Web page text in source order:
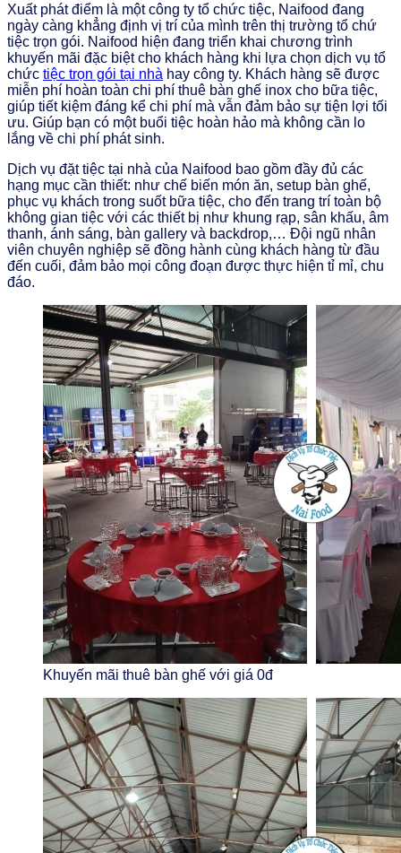
Xuất phát điểm là một công ty tổ chức tiệc, Naifood đang
ngày càng khẳng định vị trí của mình trên thị trường tổ chứ
tiệc trọn gói. Naifood hiện đang triển khai chương trình
khuyến mãi đặc biệt cho khách hàng khi lựa chọn dịch vụ tổ
chức tiệc trọn gói tại nhà hay công ty. Khách hàng sẽ được
miễn phí hoàn toàn chi phí thuê bàn ghế inox cho bữa tiệc,
giúp tiết kiệm đáng kể chi phí mà vẫn đảm bảo sự tiện lợi tối
ưu. Giúp bạn có một buổi tiệc hoàn hảo mà không cần lo
lắng về chi phí phát sinh.
Dịch vụ đặt tiệc tại nhà của Naifood bao gồm đầy đủ các
hạng mục cần thiết: như chế biến món ăn, setup bàn ghế,
phục vụ khách trong suốt bữa tiệc, cho đến trang trí toàn bộ
không gian tiệc với các thiết bị như khung rạp, sân khấu, âm
thanh, ánh sáng, bàn gallery và backdrop,… Đội ngũ nhân
viên chuyên nghiệp sẽ đồng hành cùng khách hàng từ đầu
đến cuối, đảm bảo mọi công đoạn được thực hiện tỉ mỉ, chu
đáo.
Khuyến mãi thuê bàn ghế với giá 0đ